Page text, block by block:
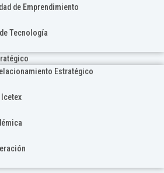
de Emprendimiento
Tecnología
Estratégico